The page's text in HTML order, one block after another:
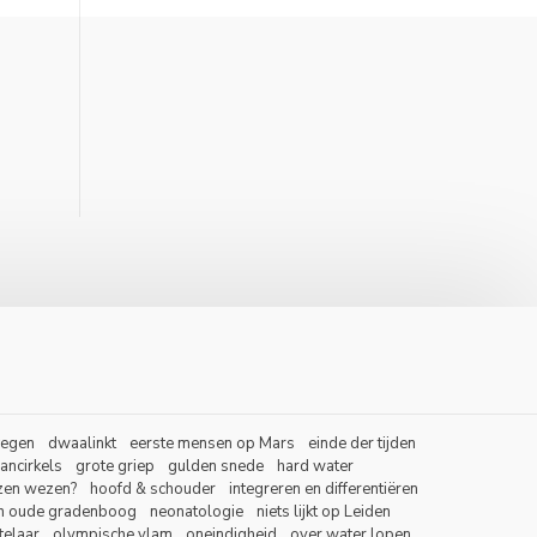
dwaalinkt eerste mensen op Mars
einde der tijden
grote griep gulden snede
hard water
wezen? hoofd & schouder
integreren en differentiëren
oude gradenboog neonatologie
niets lijkt op Leiden